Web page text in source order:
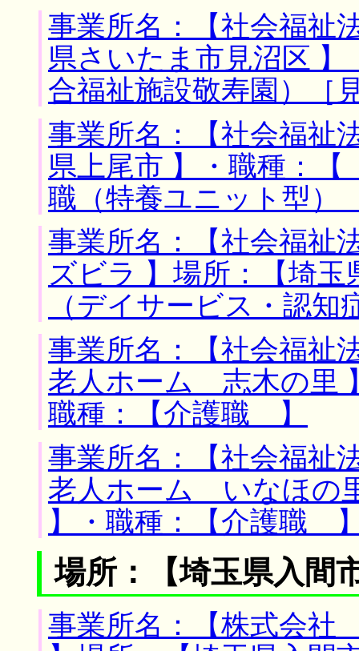
事業所名：【社会福祉
県さいたま市見沼区
合福祉施設敬寿園）［
事業所名：【社会福祉
県上尾市 】・職種：【
職（特養ユニット型）
事業所名：【社会福
ズビラ 】場所：【埼
（デイサービス・認
事業所名：【社会福
老人ホーム 志木の里
職種：【介護職 】
事業所名：【社会福
老人ホーム いなほの
】・職種：【介護職
場所：【埼玉県入間
事業所名：【株式会